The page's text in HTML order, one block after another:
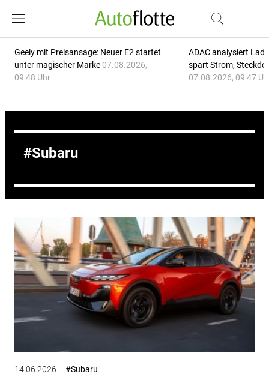
Geely mit Preisansage: Neuer E2 startet
unter magischer Marke 07.08.2026,
09:48 Uhr
ADAC analysiert
spart Strom,
07.08.2026, 09:47
Subaru
14.06.2026 #Subaru